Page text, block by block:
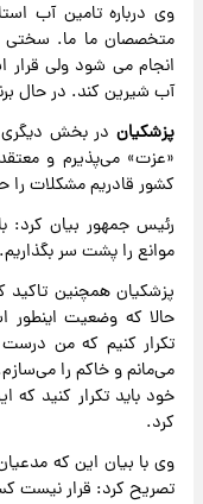
وی درباره تامین آب
متخصصان ما ما. سختی
آب شیرین کند. در حال
پزشکیان در بخش دیگری
«عزت» می‌پذیرم و
کشور قادریم مشکلات را
رئیس جمهور بیان کرد:
موانع را پشت سر بگذاریم.
پزشکیان همچنین تاکید
حالا که وضعیت اینطور
تکرار کنیم که من
می‌مانم و خاکم را
خود باید تکرار کنید
کرد.
وی با بیان این که
تصریح کرد: قرار نیست